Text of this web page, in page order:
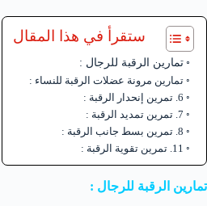
ستقرأ في هذا المقال
تمارين الرقبة للرجال :
تمارين مرونة عضلات الرقبة للنساء :
6. تمرين إنحدار الرقبة :
7. تمرين تمديد الرقبة :
8. تمرين بسط جانب الرقبة :
11. تمرين تقوية الرقبة :
تمارين الرقبة للرجال :